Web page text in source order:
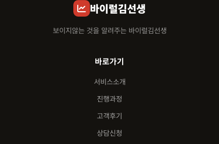
바이럴김선생
보이지않는 것을 알려주는 바이럴김선생
바로가기
서비스소개
진행과정
고객후기
상담신청